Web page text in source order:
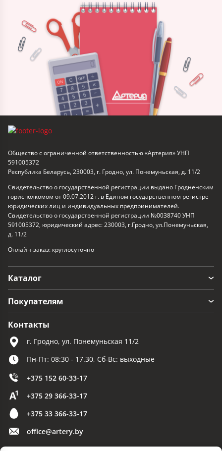
Общество с ограниченной ответственностью «Артерия» УНП
591005372
Республика Беларусь, 230003, г. Гродно, ул. Понемуньская, д. 11/2
Свидетельство о государственной регистрации выдано Гродненским
горисполкомом от 09.07.2012 г. в Едином государственном регистре
юридических лиц и индивидуальных предпринимателей.
Свидетельство о государственной регистрации №0038740 УНП
591005372, юридический адрес: 230003, г.Гродно, ул.Понемуньская,
д. 11/2
Онлайн-заказ: круглосуточно
Каталог
Покупателям
Контакты
г. Гродно, ул. Понемуньская 11/2
Пн-Пт: 08:30 - 17.30, Сб-Вс: выходные
+375 152 60-33-17
+375 29 366-33-17
+375 33 366-33-17
office@artery.by